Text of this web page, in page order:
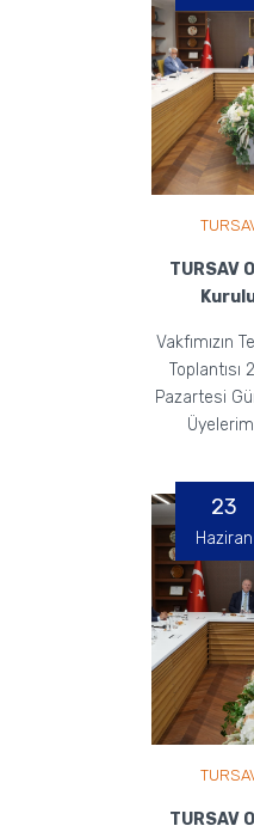
TURSAV
Vakfımızın
Toplantısı
Pazartesi
TURSAV
23
Haziran